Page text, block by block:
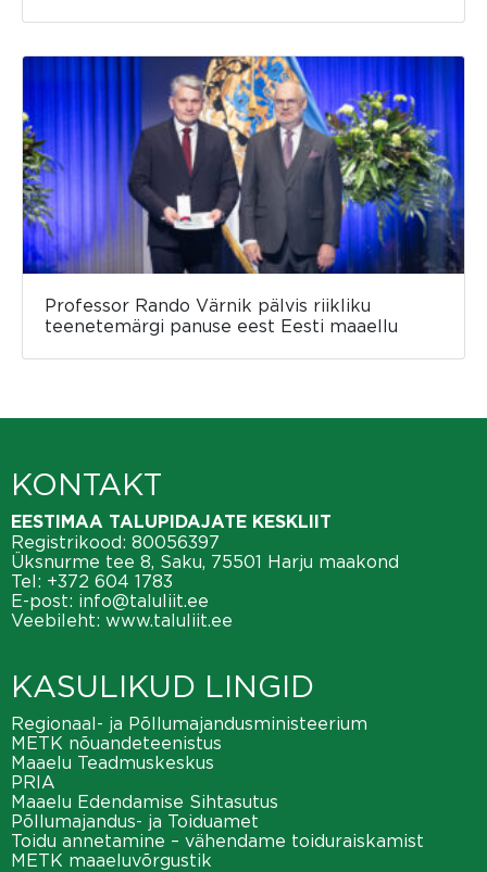
Professor Rando Värnik pälvis riikliku
teenetemärgi panuse eest Eesti maaellu
KONTAKT
EESTIMAA TALUPIDAJATE KESKLIIT
Registrikood: 80056397
Üksnurme tee 8, Saku, 75501 Harju maakond
Tel: +372 604 1783
E-post: info@taluliit.ee
Veebileht: www.taluliit.ee
KASULIKUD LINGID
Regionaal- ja Põllumajandusministeerium
METK nõuandeteenistus
Maaelu Teadmuskeskus
PRIA
Maaelu Edendamise Sihtasutus
Põllumajandus- ja Toiduamet
Toidu annetamine – vähendame toiduraiskamist
METK maaeluvõrgustik